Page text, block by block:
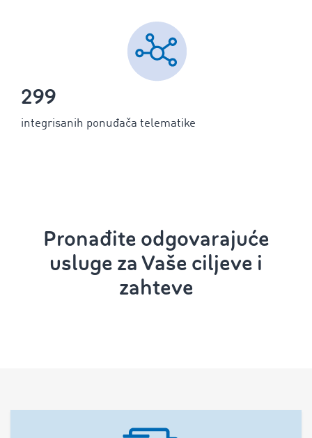
299
integrisanih ponuđača telematike
Pronađite odgovarajuće
usluge za Vaše ciljeve i
zahteve